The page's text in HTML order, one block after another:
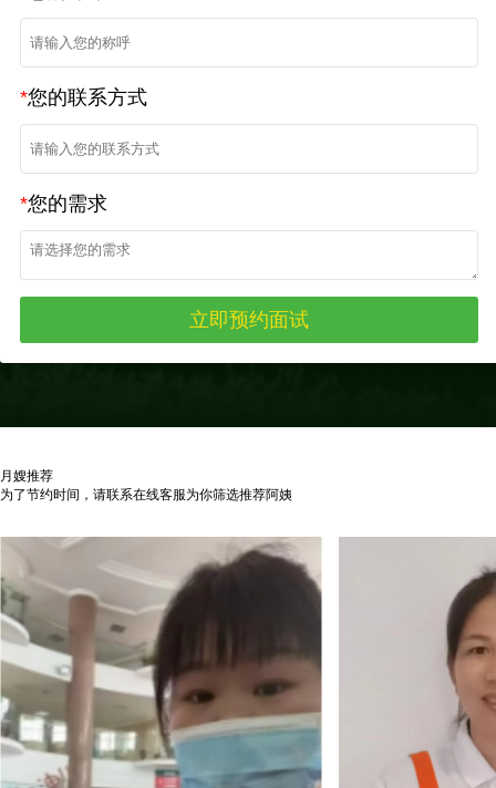
*您的联系方式
*您的需求
月嫂推荐
为了节约时间，请联系在线客服为你筛选推荐阿姨